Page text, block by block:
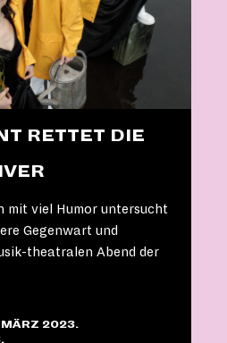
RETTET DIE
mit viel Humor untersucht
Gegenwart und
theatralen Abend der
2023.